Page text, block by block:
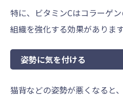
特に、ビタミンCはコラーゲ
組織を強化する効果があります
姿勢に気を付ける
猫背などの姿勢が悪くなると